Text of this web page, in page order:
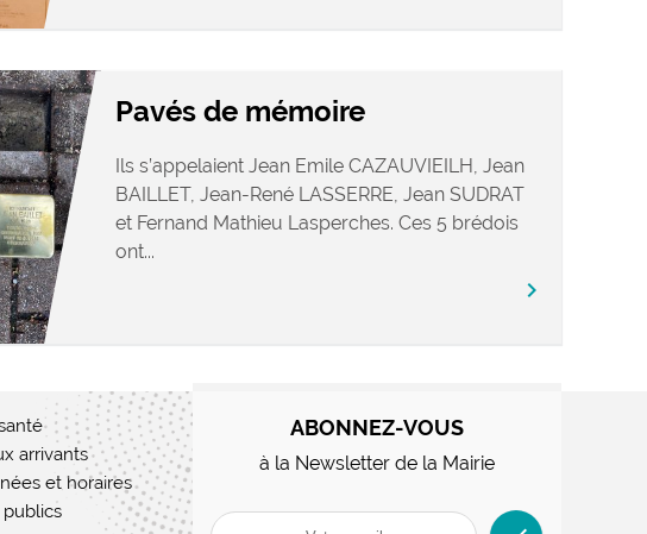
Pavés de mémoire
Ils s’appelaient Jean Emile CAZAUVIEILH, Jean
BAILLET, Jean-René LASSERRE, Jean SUDRAT
et Fernand Mathieu Lasperches. Ces 5 brédois
ont...
chevron_right
arrivants
et horaires
publics
ABONNEZ-VOUS
à la Newsletter de la Mairie